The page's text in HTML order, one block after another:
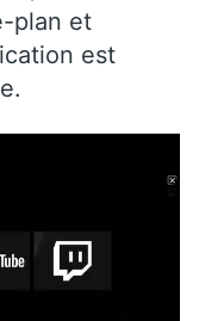
plan et
est